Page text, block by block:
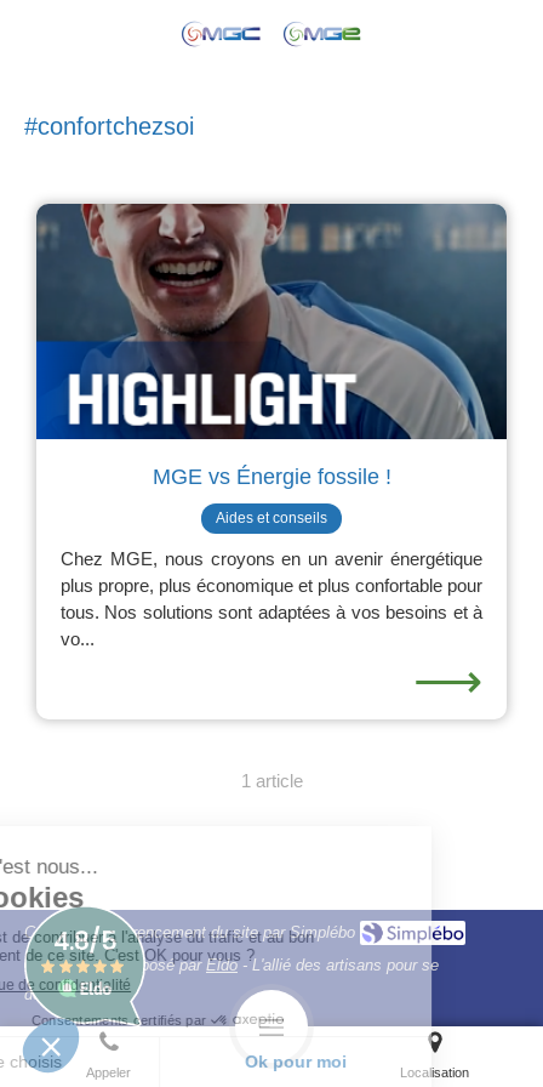
Appeler Localisation
#confortchezsoi
MGE vs Énergie fossile !
Aides et conseils
Chez MGE, nous croyons en un avenir énergétique
plus propre, plus économique et plus confortable pour
tous. Nos solutions sont adaptées à vos besoins et à
vo...
⟶
1 article
Création et référencement du site par Simplébo
Ce site a été proposé par Eldo- L'allié des artisans pour se
développer